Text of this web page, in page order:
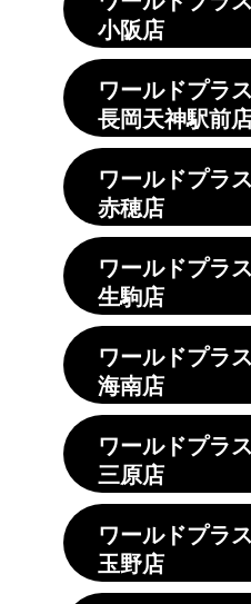
小阪店
ワールドプラ
長岡天神駅前
ワールドプラ
赤穂店
ワールドプラ
生駒店
ワールドプラ
海南店
ワールドプラ
三原店
ワールドプラ
玉野店